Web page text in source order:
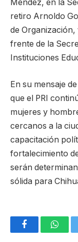
Méndez, en la
retiro Arnoldo
de
frente de la
Instituciones
En su mensaje
que el PRI
mujeres y
cercanos a la
capacitación
fortalecimiento
serán
sólida para
Facebook